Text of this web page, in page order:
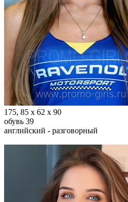
175, 85 х 62 х 90
обувь 39
английский - разговорный